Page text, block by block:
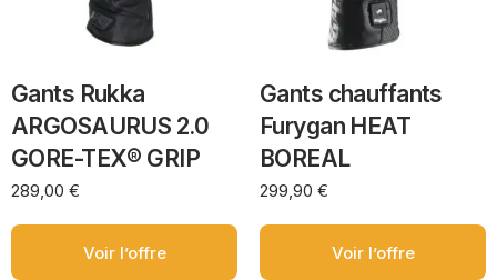
Gants Rukka
ARGOSAURUS 2.0
GORE-TEX® GRIP
289,00 €
Voir l’offre
Gants chauffants
Furygan HEAT
BOREAL
299,90 €
Voir l’offre